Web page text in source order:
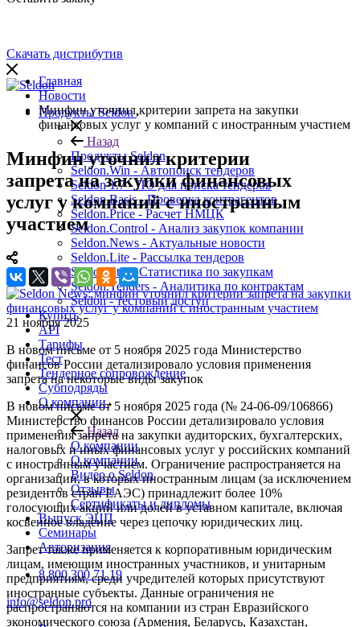
Продукты Seldon
Назад
Продукты Seldon
Seldon.Win - Автопоиск тендеров
Seldon 1.7 - ПО для поиска тендеров
Seldon.Basis - Проверка контрагентов
Seldon.Price - Расчет НМЦК
Seldon.Control - Анализ закупок компании
Seldon.News - Актуальные новости
Seldon.Lite - Рассылка тендеров
Seldon.Stat - Статистика по закупкам
Seldon.Tenders - Аналитика по контрактам
Seldon - тестовый доступ
Купить
API
Тарифы
Тест
Тендерное сопровождение
Субподряды
О компании
Назад
О компании
О компании
Видео о Seldon
Отзывы
Сертификаты и дипломы
Выпуск ЭЦП
Семинары
Авторизация
8 800 300 71 19
info@seldon.pro
Скачать дистрибутив
Главная
Новости
Минфин уточнил критерии запрета на закупки
финансовых услуг у компаний с иностранным участием
Минфин уточнил критерии
запрета на закупки финансовых
услуг у компаний с иностранным
участием
21 ноября 2025
В новом письме от 5 ноября 2025 года Министерство
финансов России детализировало условия применения
запрета на некоторые виды закупок
В новом письме от 5 ноября 2025 года (№ 24-06-09/106866)
Министерство финансов России детализировало условия
применения запрета на закупки аудиторских, бухгалтерских,
налоговых и иных финансовых услуг у российских компаний
с иностранным участием. Ограничение распространяется на
организации, в которых иностранным лицам (за исключением
резидентов стран ЕАЭС) принадлежит более 10%
голосующих акций или долей в уставном капитале, включая
косвенное владение через цепочку юридических лиц.
Запрет также применяется к корпоративным юридическим
лицам, имеющим иностранных участников, и унитарным
предприятиям, среди учредителей которых присутствуют
иностранные субъекты. Данные ограничения не
распространяются на компании из стран Евразийского
экономического союза (Армения, Беларусь, Казахстан,